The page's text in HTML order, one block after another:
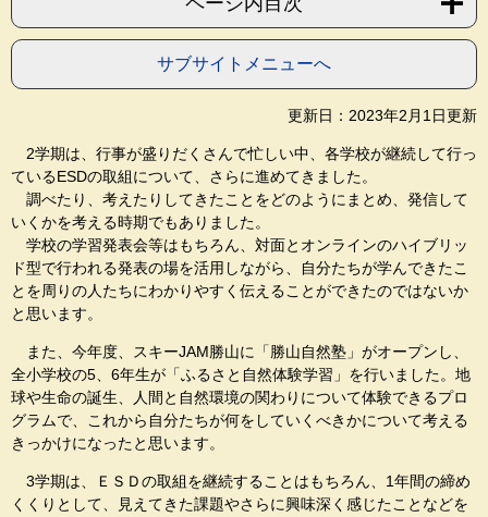
サブサイトメニューへ
更新日：2023年2月1日更新
2学期は、行事が盛りだくさんで忙しい中、各学校が継続して行っ
ているESDの取組について、さらに進めてきました。
調べたり、考えたりしてきたことをどのようにまとめ、発信して
いくかを考える時期でもありました。
学校の学習発表会等はもちろん、対面とオンラインのハイブリッ
ド型で行われる発表の場を活用しながら、自分たちが学んできたこ
とを周りの人たちにわかりやすく伝えることができたのではないか
と思います。
また、今年度、スキーJAM勝山に「勝山自然塾」がオープンし、
全小学校の5、6年生が「ふるさと自然体験学習」を行いました。地
球や生命の誕生、人間と自然環境の関わりについて体験できるプロ
グラムで、これから自分たちが何をしていくべきかについて考える
きっかけになったと思います。
3学期は、ＥＳＤの取組を継続することはもちろん、1年間の締め
くくりとして、見えてきた課題やさらに興味深く感じたことなどを